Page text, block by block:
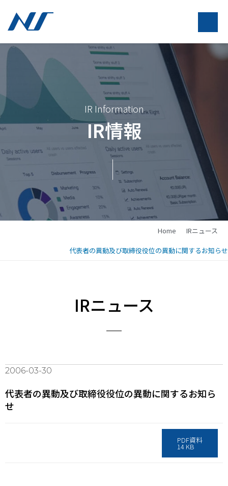
IR Information
IR情報
Home IRニュース
代表者の異動及び取締役役位の異動に関するお知らせ
IRニュース
2006-03-30
代表者の異動及び取締役役位の異動に関するお知ら
せ
PDF資料
14 KB